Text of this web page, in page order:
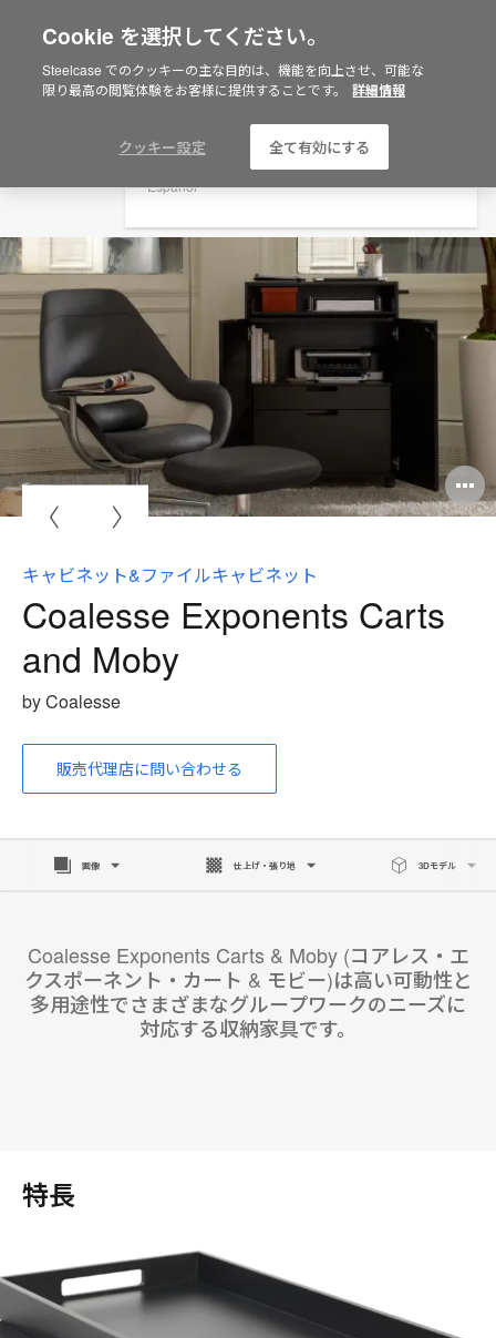
Are you in United States?
Would you like to see Products we sell in
Americas
Español
キャビネット&ファイルキャビネット
Coalesse Exponents Carts
and Moby
by Coalesse
販売代理店に問い合わせる
画像 仕上げ・張り地 3Dモデル
Coalesse Exponents Carts & Moby (コアレス・エ
クスポーネント・カート & モビー)は高い可動性と
多用途性でさまざまなグループワークのニーズに
対応する収納家具です。
特長
Cookie を選択してください。
Steelcase でのクッキーの主な目的は、機能を向上させ、可能な
限り最高の閲覧体験をお客様に提供することです。
詳細情報
クッキー設定 全て有効にする